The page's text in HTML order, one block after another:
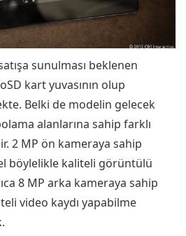
sunulması beklenen
kart yuvasının olup
Belki de modelin gelecek
alanlarına sahip farklı
2 MP ön kameraya sahip
böylelikle kaliteli görüntülü
8 MP arka kameraya sahip
video kaydı yapabilme